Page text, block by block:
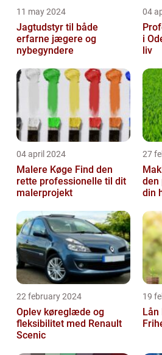
11 may 2024
Jagtudstyr til både
erfarne jægere og
nybegyndere
04
i Odense:
liv
04 april 2024
Malere Køge Find den
rette professionelle til dit
malerprojekt
27
den
din
22 february 2024
Oplev køreglæde og
fleksibilitet med Renault
Scenic
19
Lån